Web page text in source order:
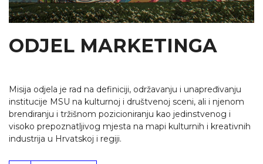
ODJEL MARKETINGA
Misija odjela je rad na definiciji, održavanju i unapređivanju
institucije MSU na kulturnoj i društvenoj sceni, ali i njenom
brendiranju i tržišnom pozicioniranju kao jedinstvenog i
visoko prepoznatljivog mjesta na mapi kulturnih i kreativnih
industrija u Hrvatskoj i regiji.